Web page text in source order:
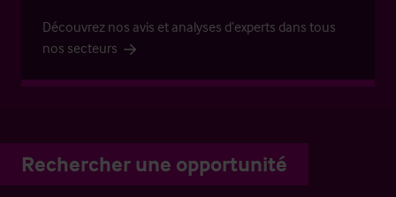
Découvrez nos avis et analyses d’experts dans tous
nos secteurs
Rechercher une opportunité